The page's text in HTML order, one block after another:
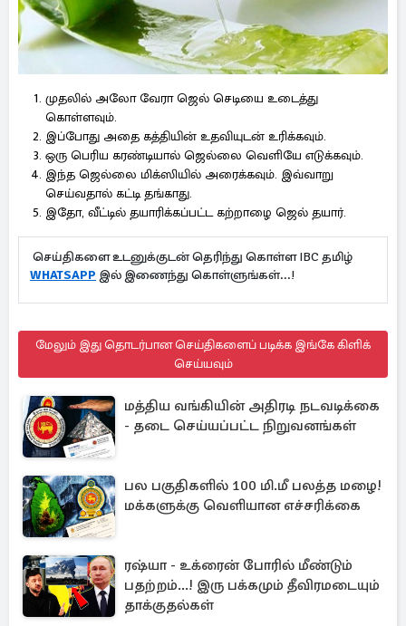
முதலில் அலோ வேரா ஜெல் செடியை உடைத்து
கொள்ளவும்.
இப்போது அதை கத்தியின் உதவியுடன் உரிக்கவும்.
ஒரு பெரிய கரண்டியால் ஜெல்லை வெளியே எடுக்கவும்.
இந்த ஜெல்லை மிக்ஸியில் அரைக்கவும். இவ்வாறு
செய்வதால் கட்டி தங்காது.
இதோ, வீட்டில் தயாரிக்கப்பட்ட கற்றாழை ஜெல் தயார்.
செய்திகளை உடனுக்குடன் தெரிந்து கொள்ள IBC தமிழ்
WHATSAPP இல் இணைந்து கொள்ளுங்கள்...!
மேலும் இது தொடர்பான செய்திகளைப் படிக்க இங்கே கிளிக்
செய்யவும்
மத்திய வங்கியின் அதிரடி நடவடிக்கை
- தடை செய்யப்பட்ட நிறுவனங்கள்
பல பகுதிகளில் 100 மி.மீ பலத்த மழை!
மக்களுக்கு வெளியான எச்சரிக்கை
ரஷ்யா - உக்ரைன் போரில் மீண்டும்
பதற்றம்...! இரு பக்கமும் தீவிரமடையும்
தாக்குதல்கள்